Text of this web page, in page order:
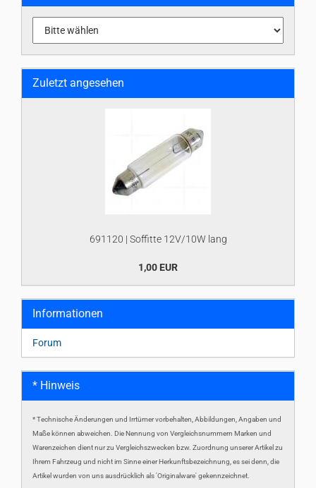
Zuletzt angesehen
691120 | Soffitte 12V/10W lang
1,00 EUR
Informationen
Forum
* Hinweis
* Technische Änderungen und Irrtümer vorbehalten, Abbildungen, Angaben und
Maße können abweichen. Die Nennung von Vergleichsnummern Marken und
Warenzeichen dient nur zu Vergleichszwecken bzw. Zuordnung unserer Artikel zu
Ihrem Fahrzeug und nicht im Sinne einer Herkunftsbezeichnung, es sei denn, die
Artikel wurden von uns ausdrücklich als 'Originalware' gekennzeichnet.